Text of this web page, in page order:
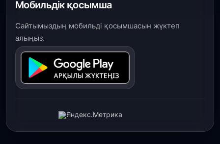
Мобильдік қосымша
Сайтымыздың мобильді қосымшасын жүктеп
алыңыз.